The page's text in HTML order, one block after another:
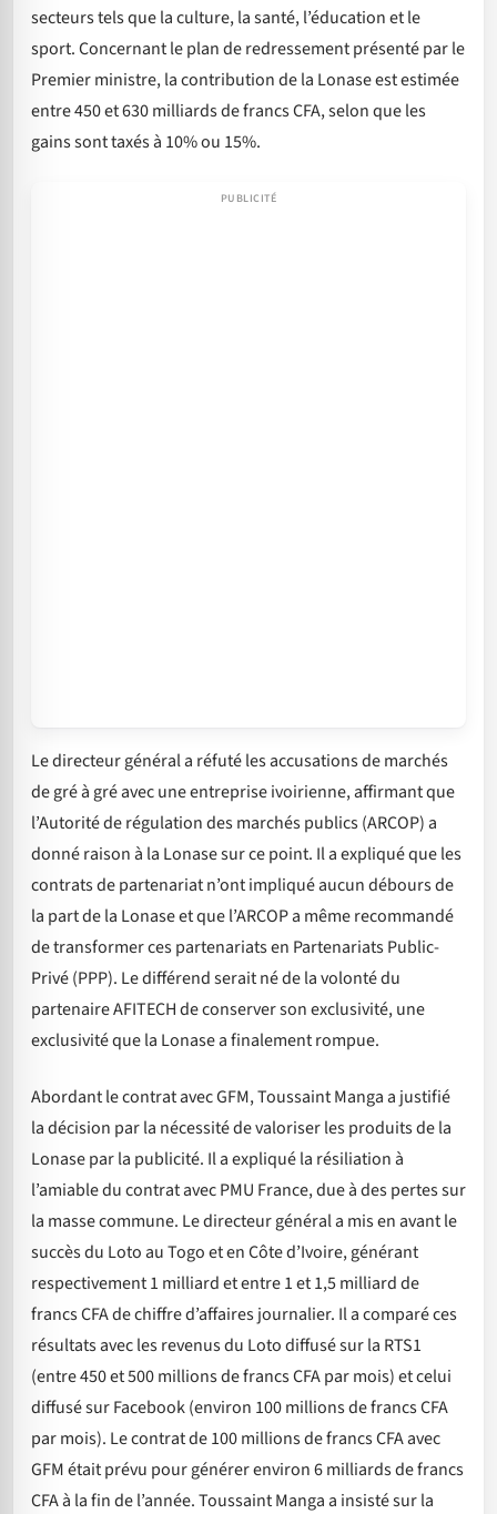
secteurs tels que la culture, la santé, l’éducation et le
sport. Concernant le plan de redressement présenté par le
Premier ministre, la contribution de la Lonase est estimée
entre 450 et 630 milliards de francs CFA, selon que les
gains sont taxés à 10% ou 15%.
Le directeur général a réfuté les accusations de marchés
de gré à gré avec une entreprise ivoirienne, affirmant que
l’Autorité de régulation des marchés publics (ARCOP) a
donné raison à la Lonase sur ce point. Il a expliqué que les
contrats de partenariat n’ont impliqué aucun débours de
la part de la Lonase et que l’ARCOP a même recommandé
de transformer ces partenariats en Partenariats Public-
Privé (PPP). Le différend serait né de la volonté du
partenaire AFITECH de conserver son exclusivité, une
exclusivité que la Lonase a finalement rompue.
Abordant le contrat avec GFM, Toussaint Manga a justifié
la décision par la nécessité de valoriser les produits de la
Lonase par la publicité. Il a expliqué la résiliation à
l’amiable du contrat avec PMU France, due à des pertes sur
la masse commune. Le directeur général a mis en avant le
succès du Loto au Togo et en Côte d’Ivoire, générant
respectivement 1 milliard et entre 1 et 1,5 milliard de
francs CFA de chiffre d’affaires journalier. Il a comparé ces
résultats avec les revenus du Loto diffusé sur la RTS1
(entre 450 et 500 millions de francs CFA par mois) et celui
diffusé sur Facebook (environ 100 millions de francs CFA
par mois). Le contrat de 100 millions de francs CFA avec
GFM était prévu pour générer environ 6 milliards de francs
CFA à la fin de l’année. Toussaint Manga a insisté sur la